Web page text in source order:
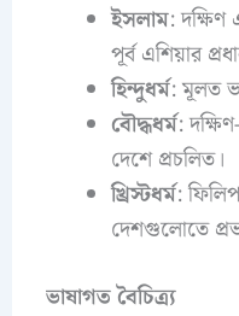
ইসলাম: দক্ষিণ
পূর্ব এশিয়ার
হিন্দুধর্ম: মূলত
বৌদ্ধধর্ম:
দেশে প্রচলিত।
খ্রিস্টধর্ম:
দেশগুলোতে
ভাষাগত বৈচিত্র্য